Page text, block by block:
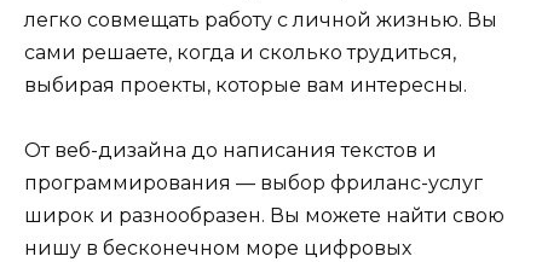
легко совмещать работу с личной жизнью. Вы
сами решаете, когда и сколько трудиться,
выбирая проекты, которые вам интересны.
От веб-дизайна до написания текстов и
программирования — выбор фриланс-услуг
широк и разнообразен. Вы можете найти свою
нишу в бесконечном море цифровых